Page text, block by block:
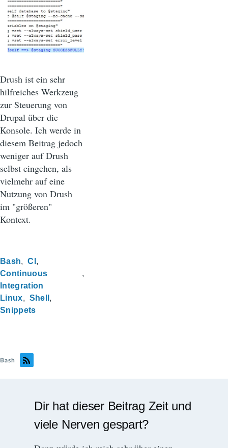
Drush ist ein sehr
hilfreiches Werkzeug
zur Steuerung von
Drupal über die
Konsole. Ich werde in
diesem Beitrag jedoch
weniger auf Drush
selbst eingehen, als
vielmehr auf eine
Nutzung von Drush
im "größeren"
Kontext.
Bash
CI
Continuous
Integration
Linux
Shell
Snippets
Bash
Dir hat dieser Beitrag Zeit und
viele Nerven gespart?